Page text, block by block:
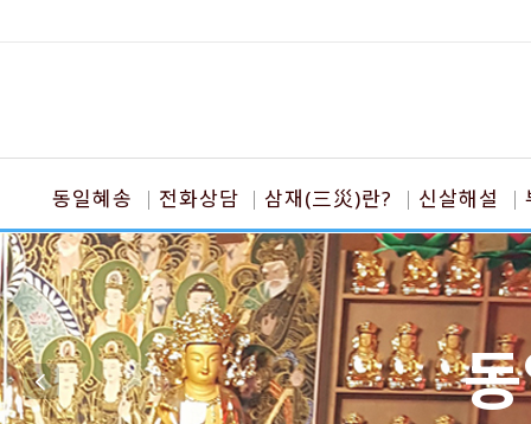
동일혜송 전화상담 삼재(三災)란? 신살해설